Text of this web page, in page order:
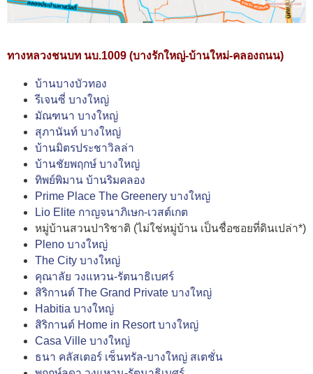
ทางหลวงชนบท นบ.1009 (บางรักใหญ่-บ้านใหม่-คลองถนน)
บ้านบางบัวทอง
รีเจนซี่ บางใหญ่
มัณฑนา บางใหญ่
สุภานันท์ บางใหญ่
บ้านมิตรประชาวิลล่า
บ้านชัยพฤกษ์ บางใหญ่
ทิพย์พิมาน บ้านริมคลอง
Prime Place The Greenery บางใหญ่
Lio Elite กาญจนาภิเษก-เวสต์เกต
หมู่บ้านสวนปาริชาติ (ไม่ใช่หมู่บ้าน เป็นชื่อซอยที่ดินเปล่า*)
Pleno บางใหญ่
The City บางใหญ่
คุณาลัย วงแหวน-รัตนาธิเบศร์
สิริกานต์ The Grand Private บางใหญ่
Habitia บางใหญ่
สิริกานต์ Home in Resort บางใหญ่
Casa Ville บางใหญ่
ธนา คลัสเตอร์ เซ็นทรัล-บางใหญ่ สเตชั่น